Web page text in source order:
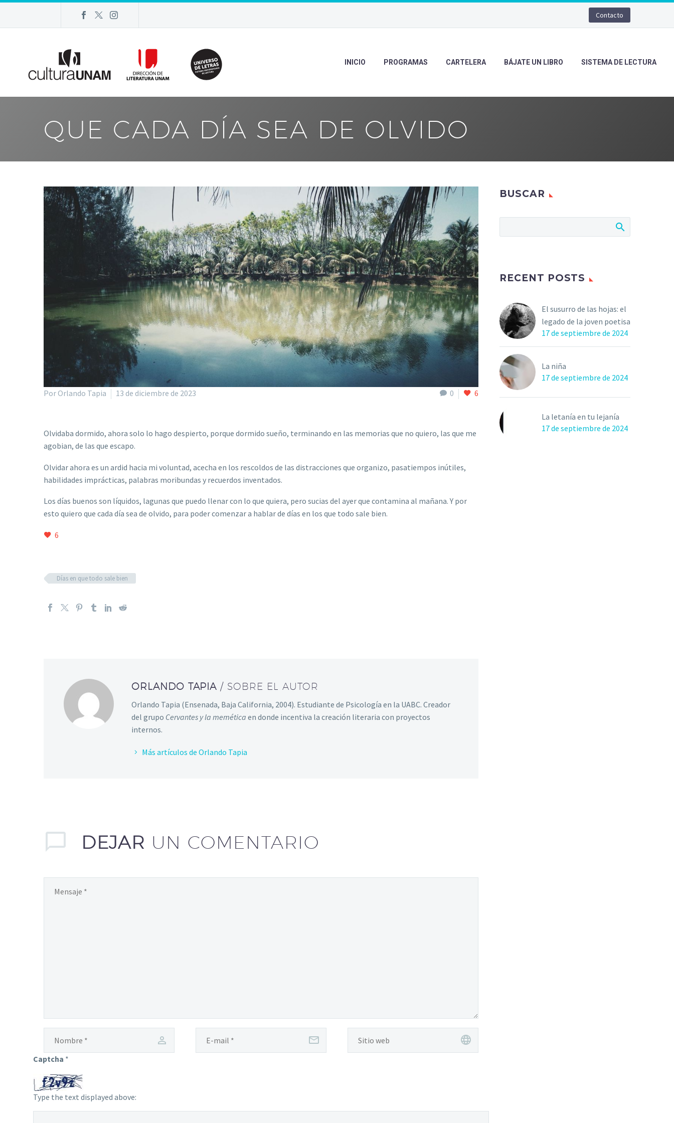
Contacto
INICIO PROGRAMAS CARTELERA BÁJATE UN LIBRO SISTEMA DE LECTURA
QUE CADA DÍA SEA DE OLVIDO
0 6
Por Orlando Tapia 13 de diciembre de 2023
Olvidaba dormido, ahora solo lo hago despierto, porque dormido sueño, terminando en las memorias que no quiero, las que me
agobian, de las que escapo.
Olvidar ahora es un ardid hacia mi voluntad, acecha en los rescoldos de las distracciones que organizo, pasatiempos inútiles,
habilidades imprácticas, palabras moribundas y recuerdos inventados.
Los días buenos son líquidos, lagunas que puedo llenar con lo que quiera, pero sucias del ayer que contamina al mañana. Y por
esto quiero que cada día sea de olvido, para poder comenzar a hablar de días en los que todo sale bien.
6
Días en que todo sale bien
ORLANDO TAPIA / SOBRE EL AUTOR
Orlando Tapia (Ensenada, Baja California, 2004). Estudiante de Psicología en la UABC. Creador
del grupo Cervantes y la memética en donde incentiva la creación literaria con proyectos
internos.
Más artículos de Orlando Tapia
DEJAR UN COMENTARIO
Captcha *
Type the text displayed above:
BUSCAR
RECENT POSTS
El susurro de las hojas: el
legado de la joven poetisa
17 de septiembre de 2024
La niña
17 de septiembre de 2024
La letanía en tu lejanía
17 de septiembre de 2024